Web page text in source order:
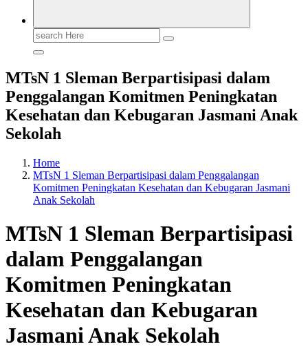
Search
for:
MTsN 1 Sleman Berpartisipasi dalam
Penggalangan Komitmen Peningkatan
Kesehatan dan Kebugaran Jasmani Anak
Sekolah
Home
MTsN 1 Sleman Berpartisipasi dalam Penggalangan
Komitmen Peningkatan Kesehatan dan Kebugaran Jasmani
Anak Sekolah
MTsN 1 Sleman Berpartisipasi
dalam Penggalangan
Komitmen Peningkatan
Kesehatan dan Kebugaran
Jasmani Anak Sekolah